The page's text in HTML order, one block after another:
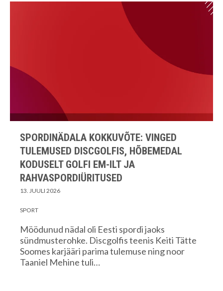
SPORDINÄDALA KOKKUVÕTE: VINGED
TULEMUSED DISCGOLFIS, HÕBEMEDAL
KODUSELT GOLFI EM-ILT JA
RAHVASPORDIÜRITUSED
13. JUULI 2026
SPORT
Möödunud nädal oli Eesti spordi jaoks
sündmusterohke. Discgolfis teenis Keiti Tätte
Soomes karjääri parima tulemuse ning noor
Taaniel Mehine tuli…